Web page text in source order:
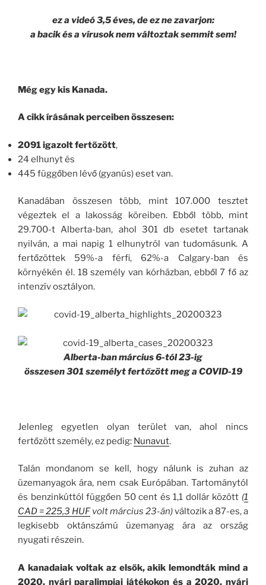
ez a videó 3,5 éves, de ez ne zavarjon:
a bacik és a vírusok nem változtak semmit sem!
Még egy kis Kanada.
A cikk írásának perceiben összesen:
2091 igazolt fertőzött,
24 elhunyt és
445 függőben lévő (gyanús) eset van.
Kanadában összesen több, mint 107.000 tesztet
végeztek el a lakosság köreiben. Ebből több, mint
29.700-t Alberta-ban, ahol 301 db esetet tartanak
nyilván, a mai napig 1 elhunytról van tudomásunk. A
fertőzöttek 59%-a férfi, 62%-a Calgary-ban és
környékén él. 18 személy van kórházban, ebből 7 fő az
intenzív osztályon.
Alberta-ban március 6-tól 23-ig
összesen 301 személyt fertőzött meg a COVID-19
Jelenleg egyetlen olyan terület van, ahol nincs
fertőzött személy, ez pedig: Nunavut.
Talán mondanom se kell, hogy nálunk is zuhan az
üzemanyagok ára, nem csak Európában. Tartománytól
és benzinkúttól függően 50 cent és 1,1 dollár között (1
CAD = 225,3 HUFvolt március 23-án)változik a 87-es, a
legkisebb oktánszámú üzemanyag ára az ország
nyugati részein.
A kanadaiak voltak az elsők, akik lemondták mind a
2020. nyári paralimpiai játékokon és a 2020. nyári